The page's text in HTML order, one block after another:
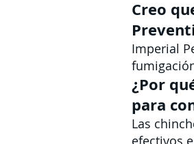
Creo
Imperial
¿Por
para
Las
efectivos